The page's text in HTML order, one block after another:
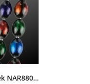
NAR8805